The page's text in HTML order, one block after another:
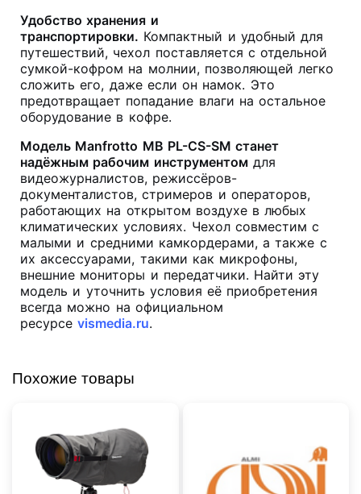
Удобство хранения и
транспортировки. Компактный и удобный для
путешествий, чехол поставляется с отдельной
сумкой-кофром на молнии, позволяющей легко
сложить его, даже если он намок. Это
предотвращает попадание влаги на остальное
оборудование в кофре.
Модель Manfrotto MB PL-CS-SM станет
надёжным рабочим инструментомдля
видеожурналистов, режиссёров-
документалистов, стримеров и операторов,
работающих на открытом воздухе в любых
климатических условиях. Чехол совместим с
малыми и средними камкордерами, а также с
их аксессуарами, такими как микрофоны,
внешние мониторы и передатчики. Найти эту
модель и уточнить условия её приобретения
всегда можно на официальном
ресурсеvismedia.ru.
Похожие товары